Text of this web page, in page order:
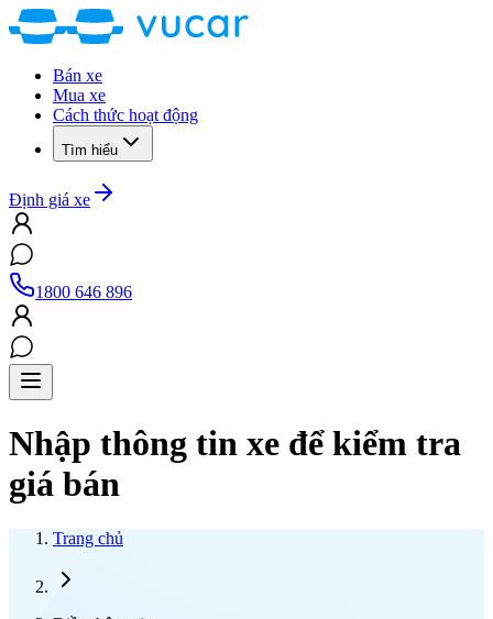
Bán xe
Mua xe
Cách thức hoạt động
Tìm hiểu
Định giá xe
1800 646 896
Nhập thông tin xe để kiểm tra
giá bán
Trang chủ